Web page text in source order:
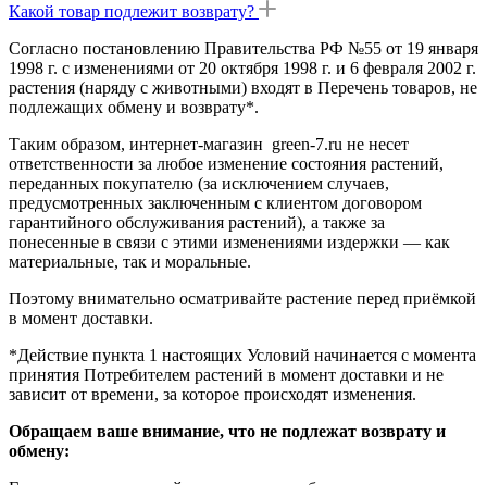
Какой товар подлежит возврату?
Согласно постановлению Правительства РФ №55 от 19 января
1998 г. с изменениями от 20 октября 1998 г. и 6 февраля 2002 г.
растения (наряду с животными) входят в Перечень товаров, не
подлежащих обмену и возврату*.
Таким образом, интернет-магазин green-7.ru не несет
ответственности за любое изменение состояния растений,
переданных покупателю (за исключением случаев,
предусмотренных заключенным с клиентом договором
гарантийного обслуживания растений), а также за
понесенные в связи с этими изменениями издержки — как
материальные, так и моральные.
Поэтому внимательно осматривайте растение перед приёмкой
в момент доставки.
*Действие пункта 1 настоящих Условий начинается с момента
принятия Потребителем растений в момент доставки и не
зависит от времени, за которое происходят изменения.
Обращаем ваше внимание, что не подлежат возврату и
обмену: